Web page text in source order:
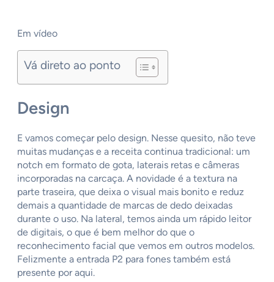
Em vídeo
Vá direto ao ponto
Design
E vamos começar pelo design. Nesse quesito, não teve
muitas mudanças e a receita continua tradicional: um
notch em formato de gota, laterais retas e câmeras
incorporadas na carcaça. A novidade é a textura na
parte traseira, que deixa o visual mais bonito e reduz
demais a quantidade de marcas de dedo deixadas
durante o uso. Na lateral, temos ainda um rápido leitor
de digitais, o que é bem melhor do que o
reconhecimento facial que vemos em outros modelos.
Felizmente a entrada P2 para fones também está
presente por aqui.